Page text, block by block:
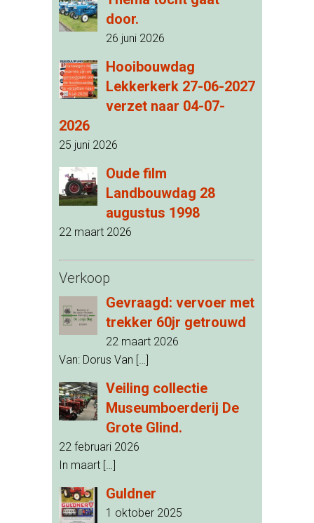
door.
26 juni 2026
Hooibouwdag
Lekkerkerk 27-06-2027
verzet naar 04-07-
2026
25 juni 2026
Oude film
Landbouwdag 28
augustus 1998
22 maart 2026
Verkoop
Gevraagd: vervoer met
trekker 60jr getrouwd
22 maart 2026
Van: Dorus Van […]
Veiling collectie
Museumboerderij De
Grote Glind.
22 februari 2026
In maart […]
Guldner
1 oktober 2025